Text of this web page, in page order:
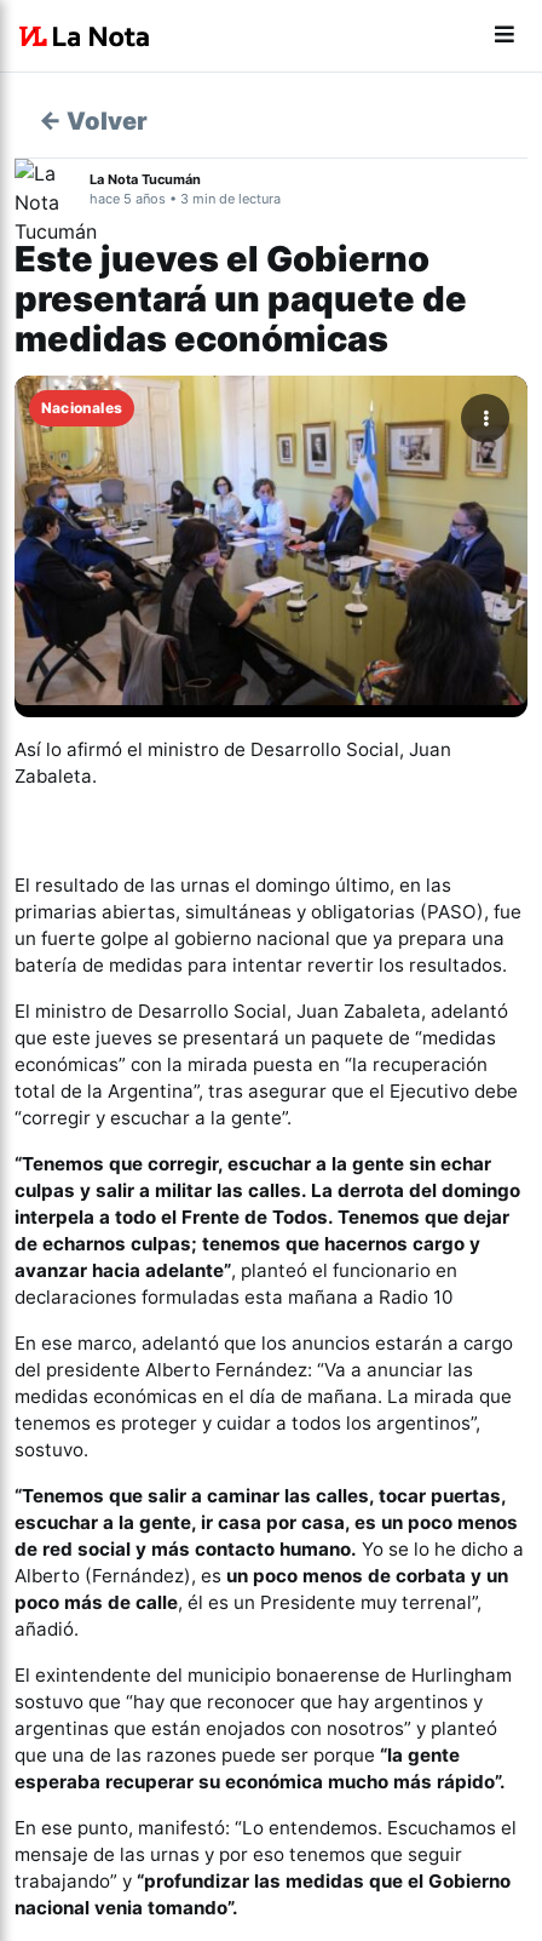
← Volver
La Nota Tucumán
hace 5 años • 3 min de lectura
Este jueves el Gobierno
presentará un paquete de
medidas económicas
Nacionales
Así lo afirmó el ministro de Desarrollo Social, Juan
Zabaleta.
El resultado de las urnas el domingo último, en las
primarias abiertas, simultáneas y obligatorias (PASO), fue
un fuerte golpe al gobierno nacional que ya prepara una
batería de medidas para intentar revertir los resultados.
El ministro de Desarrollo Social, Juan Zabaleta, adelantó
que este jueves se presentará un paquete de “medidas
económicas” con la mirada puesta en “la recuperación
total de la Argentina”, tras asegurar que el Ejecutivo debe
“corregir y escuchar a la gente”.
“Tenemos que corregir, escuchar a la gente sin echar
culpas y salir a militar las calles. La derrota del domingo
interpela a todo el Frente de Todos. Tenemos que dejar
de echarnos culpas; tenemos que hacernos cargo y
avanzar hacia adelante”, planteó el funcionario en
declaraciones formuladas esta mañana a Radio 10
En ese marco, adelantó que los anuncios estarán a cargo
del presidente Alberto Fernández: “Va a anunciar las
medidas económicas en el día de mañana. La mirada que
tenemos es proteger y cuidar a todos los argentinos”,
sostuvo.
“Tenemos que salir a caminar las calles, tocar puertas,
escuchar a la gente, ir casa por casa, es un poco menos
de red social y más contacto humano. Yo se lo he dicho a
Alberto (Fernández), es un poco menos de corbata y un
poco más de calle, él es un Presidente muy terrenal”,
añadió.
El exintendente del municipio bonaerense de Hurlingham
sostuvo que “hay que reconocer que hay argentinos y
argentinas que están enojados con nosotros” y planteó
que una de las razones puede ser porque “la gente
esperaba recuperar su económica mucho más rápido”.
En ese punto, manifestó: “Lo entendemos. Escuchamos el
mensaje de las urnas y por eso tenemos que seguir
trabajando” y “profundizar las medidas que el Gobierno
nacional venia tomando”.